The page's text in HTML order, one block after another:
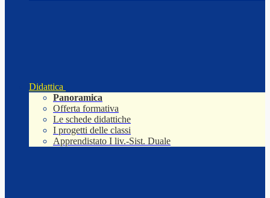
Didattica
Panoramica
Offerta formativa
Le schede didattiche
I progetti delle classi
Apprendistato I liv.-Sist. Duale